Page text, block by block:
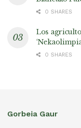
0 SHARES
Los
0 SHARES
Gorbeia Gaur